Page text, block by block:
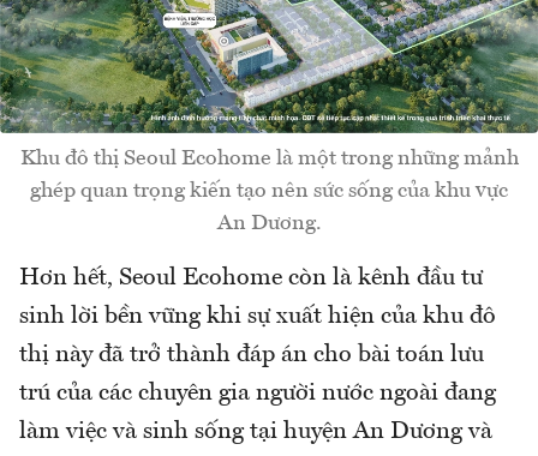
Khu đô thị Seoul Ecohome là một trong những mảnh
ghép quan trọng kiến tạo nên sức sống của khu vực
An Dương.
Hơn hết, Seoul Ecohome còn là kênh đầu tư
sinh lời bền vững khi sự xuất hiện của khu đô
thị này đã trở thành đáp án cho bài toán lưu
trú của các chuyên gia người nước ngoài đang
làm việc và sinh sống tại huyện An Dương và